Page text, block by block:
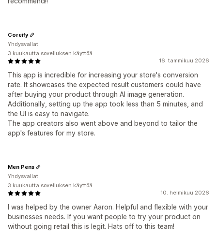
16. tammikuu 2026
This app is incredible for increasing your store's conversion
rate. It showcases the expected result customers could have
after buying your product through AI image generation.
Additionally, setting up the app took less than 5 minutes, and
the UI is easy to navigate.
The app creators also went above and beyond to tailor the
app's features for my store.
Coreify
Yhdysvallat
3 kuukautta sovelluksen käyttöä
10. helmikuu 2026
I was helped by the owner Aaron. Helpful and flexible with your
businesses needs. If you want people to try your product on
without going retail this is legit. Hats off to this team!
Men Pens
Yhdysvallat
3 kuukautta sovelluksen käyttöä